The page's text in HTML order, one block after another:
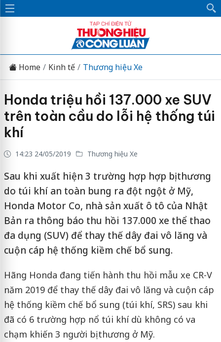
Home Kinh tế Thương hiệu Xe
Honda triệu hồi 137.000 xe SUV
trên toàn cầu do lỗi hệ thống túi
khí
14:23 24/05/2019 Thương hiệu Xe
Sau khi xuất hiện 3 trường hợp hợp bị thương
do túi khí an toàn bung ra đột ngột ở Mỹ,
Honda Motor Co, nhà sản xuất ô tô của Nhật
Bản ra thông báo thu hồi 137.000 xe thể thao
đa dụng (SUV) để thay thế dây đai vô lăng và
cuộn cáp hệ thống kiềm chế bổ sung.
Hãng Honda đang tiến hành thu hồi mẫu xe CR-V
năm 2019 để thay thế dây đai vô lăng và cuộn cáp
hệ thống kiềm chế bổ sung (túi khí, SRS) sau khi
đã có 6 trường hợp nổ túi khí dù không có va
chạm khiến 3 người bị thương ở Mỹ.